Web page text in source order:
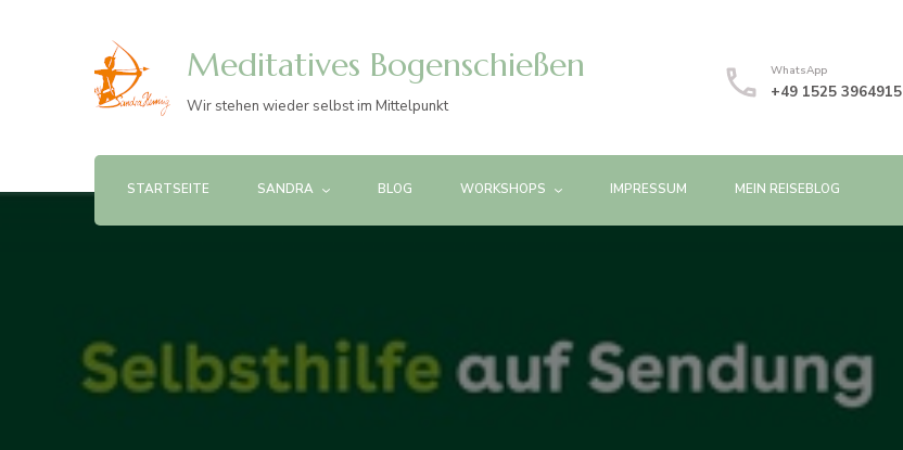
Meditatives Bogenschießen
Wir stehen wieder selbst im Mittelpunkt
WhatsApp
+49 1525 3964915
STARTSEITE SANDRA BLOG WORKSHOPS IMPRESSUM MEIN REISEBLOG